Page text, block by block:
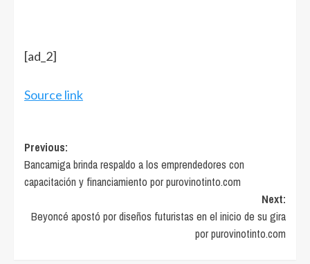
[ad_2]
Source link
Post
navigation
Previous:
Bancamiga brinda respaldo a los emprendedores con
capacitación y financiamiento por purovinotinto.com
Next:
Beyoncé apostó por diseños futuristas en el inicio de su gira
por purovinotinto.com